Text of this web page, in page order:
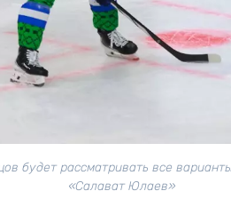
будет рассматривать все
«Салават Юлаев»